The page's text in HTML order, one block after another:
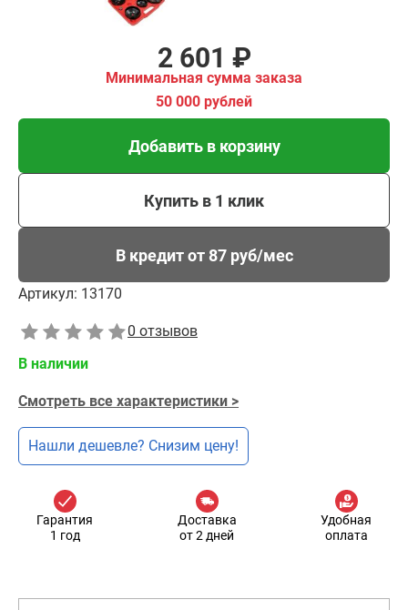
2 601 ₽
Минимальная сумма заказа
50 000 рублей
Добавить в корзину
Купить в 1 клик
В кредит от 87 руб/мес
Артикул: 13170
0 отзывов
В наличии
Смотреть все характеристики >
Нашли дешевле? Снизим цену!
Гарантия
1 год
Доставка
от 2 дней
Удобная
оплата
В кредит от 87 руб/мес